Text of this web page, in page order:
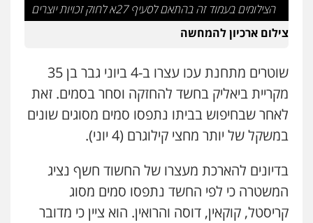
משרד עורכי דין פארס פלאח
פלילי צבאי
עו"ד עידית שינו-אמיתי
פלילי עורכי דין לענייני אסירים פשיעה
חמורה מעצרים וחקירות
0507587013
עו"ד יאיר בן סימון
פלילי תעבורה אזרחי נזיקין ביטוח
0505719060
הצילומים בעמוד זה בהתאם לסעיף 27א לחוק זכויות יוצרים
צילום ארכיון להמחשה
שוטרים מתחנת עכו עצרו ב-4 ביוני גבר בן 35
מקריית ביאליק בחשד להחזקה וסחר בסמים. זאת
לאחר שבחיפוש בביתו נתפסו סמים מסוגים שונים
במשקל של יותר מחצי קילוגרם (4 יוני).
בדיונים להארכת מעצרו של החשוד חשף נציג
המשטרה כי לפי החשד נתפסו סמים מסוג
קריסטל, קוקאין, דוסה והרואין. הוא ציין כי מדובר